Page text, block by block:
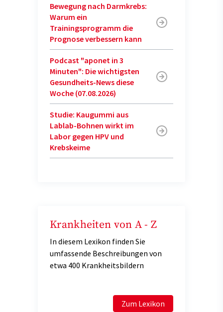
Bewegung nach Darmkrebs:
Warum ein
Trainingsprogramm die
Prognose verbessern kann
Podcast "aponet in 3
Minuten": Die wichtigsten
Gesundheits-News diese
Woche (07.08.2026)
Studie: Kaugummi aus
Lablab-Bohnen wirkt im
Labor gegen HPV und
Krebskeime
Krankheiten von A - Z
In diesem Lexikon finden Sie
umfassende Beschreibungen von
etwa 400 Krankheitsbildern
Zum Lexikon